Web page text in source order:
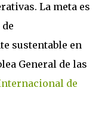
La meta es
sustentable en
General de las
de